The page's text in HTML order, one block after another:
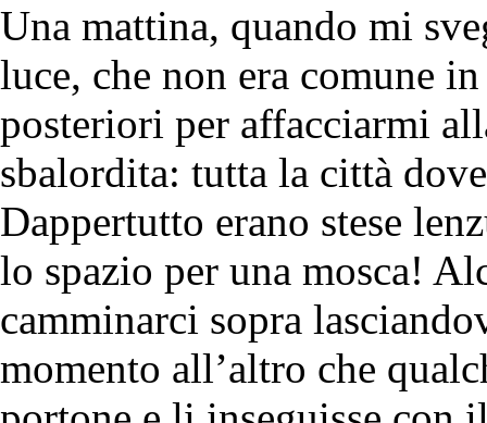
Una mattina, quando mi
luce, che non era comune
posteriori per affacciarmi
sbalordita: tutta la città
Dappertutto erano stese
lo spazio per una mosca!
camminarci sopra
momento all’altro che